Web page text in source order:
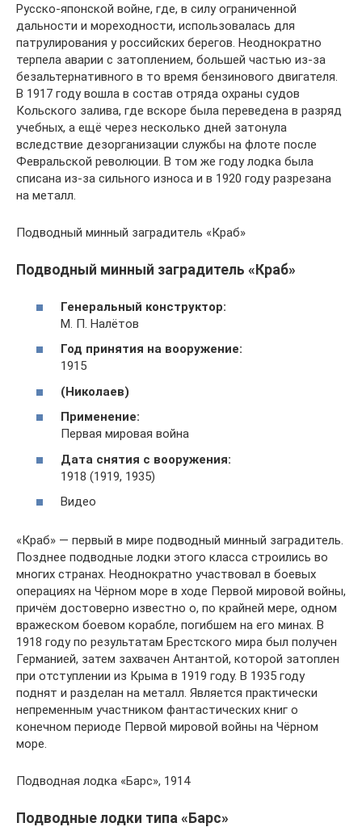
Русско-японской войне, где, в силу ограниченной
дальности и мореходности, использовалась для
патрулирования у российских берегов. Неоднократно
терпела аварии с затоплением, большей частью из-за
безальтернативного в то время бензинового двигателя.
В 1917 году вошла в состав отряда охраны судов
Кольского залива, где вскоре была переведена в разряд
учебных, а ещё через несколько дней затонула
вследствие дезорганизации службы на флоте после
Февральской революции. В том же году лодка была
списана из-за сильного износа и в 1920 году разрезана
на металл.
Подводный минный заградитель «Краб»
Подводный минный заградитель «Краб»
Генеральный конструктор:
М. П. Налётов
Год принятия на вооружение:
1915
(Николаев)
Применение:
Первая мировая война
Дата снятия с вооружения:
1918 (1919, 1935)
Видео
«Краб» — первый в мире подводный минный заградитель.
Позднее подводные лодки этого класса строились во
многих странах. Неоднократно участвовал в боевых
операциях на Чёрном море в ходе Первой мировой войны,
причём достоверно известно о, по крайней мере, одном
вражеском боевом корабле, погибшем на его минах. В
1918 году по результатам Брестского мира был получен
Германией, затем захвачен Антантой, которой затоплен
при отступлении из Крыма в 1919 году. В 1935 году
поднят и разделан на металл. Является практически
непременным участником фантастических книг о
конечном периоде Первой мировой войны на Чёрном
море.
Подводная лодка «Барс», 1914
Подводные лодки типа «Барс»